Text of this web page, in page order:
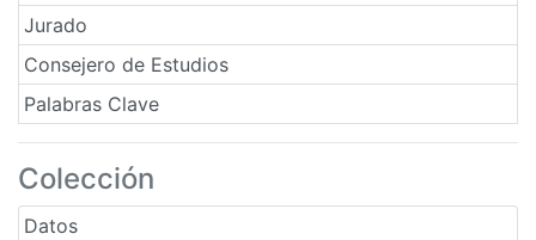
Jurado
Consejero de Estudios
Palabras Clave
Colección
Datos